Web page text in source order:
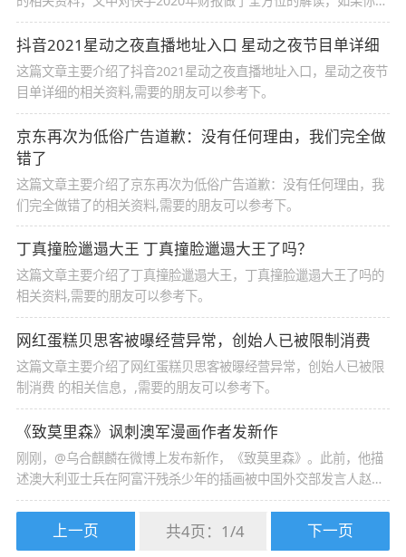
兴趣的话，可以参考下这篇文章。
抖音2021星动之夜直播地址入口 星动之夜节目单详细
这篇文章主要介绍了抖音2021星动之夜直播地址入口，星动之夜节
目单详细的相关资料,需要的朋友可以参考下。
京东再次为低俗广告道歉：没有任何理由，我们完全做
错了
这篇文章主要介绍了京东再次为低俗广告道歉：没有任何理由，我
们完全做错了的相关资料,需要的朋友可以参考下。
丁真撞脸邋遢大王 丁真撞脸邋遢大王了吗？
这篇文章主要介绍了丁真撞脸邋遢大王，丁真撞脸邋遢大王了吗的
相关资料,需要的朋友可以参考下。
网红蛋糕贝思客被曝经营异常，创始人已被限制消费
这篇文章主要介绍了网红蛋糕贝思客被曝经营异常，创始人已被限
制消费 的相关信息，,需要的朋友可以参考下。
《致莫里森》讽刺澳军漫画作者发新作
刚刚，@乌合麒麟在微博上发布新作，《致莫里森》。此前，他描
述澳大利亚士兵在阿富汗残杀少年的插画被中国外交部发言人赵立
坚推特转发，引发澳大利亚总理莫里森“强烈不满”。
共4页： 1/4
上一页 下一页